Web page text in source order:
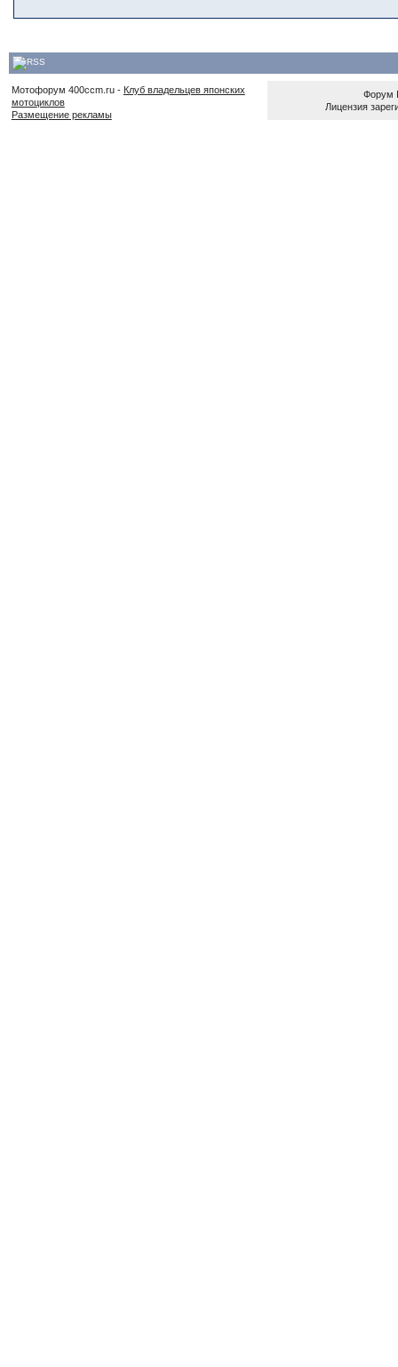
Мотофорум 400ccm.ru - Клуб владельцев японских
мотоциклов
Размещение рекламы
Форум
Лицензия